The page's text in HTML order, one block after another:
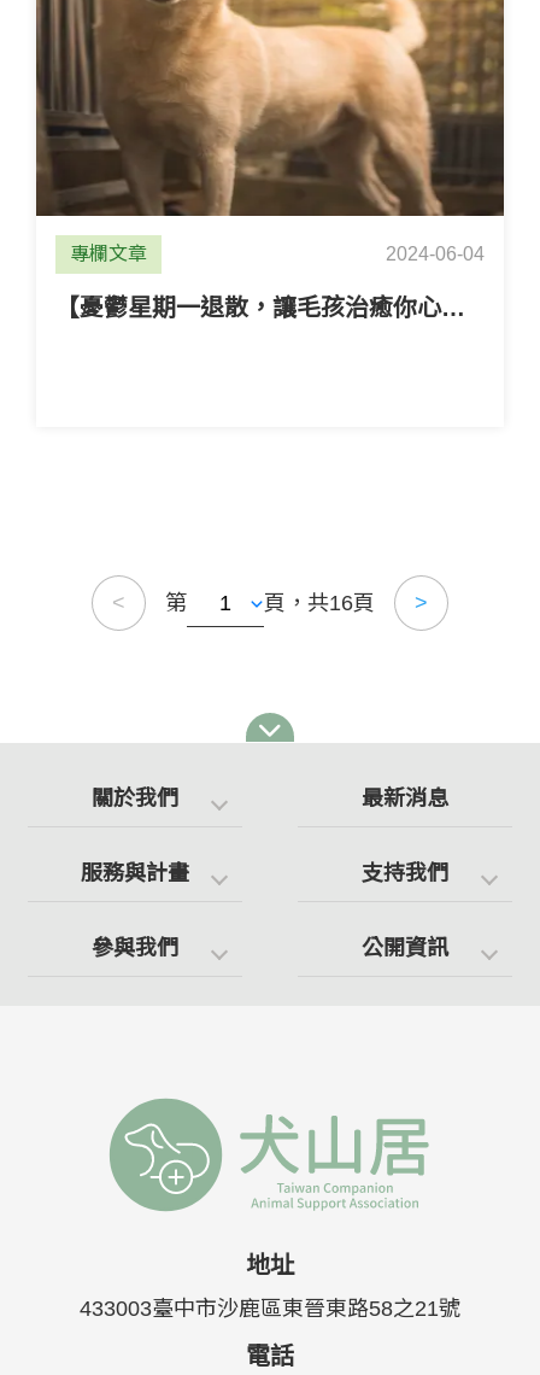
專欄文章 2024-06-04
【憂鬱星期一退散，讓毛孩治癒你心🥰】
< 第 頁，共16頁 >
關於我們 最新消息
服務與計畫 支持我們
參與我們 公開資訊
地址
433003臺中市沙鹿區東晉東路58之21號
電話